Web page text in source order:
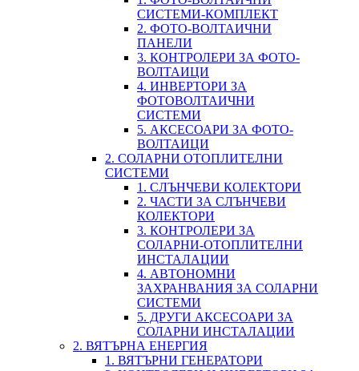
СИСТЕМИ-КОМПЛЕКТ
2. ФОТО-ВОЛТАИЧНИ
ПАНЕЛИ
3. КОНТРОЛЕРИ ЗА ФОТО-
ВОЛТАИЦИ
4. ИНВЕРТОРИ ЗА
ФОТОВОЛТАИЧНИ
СИСТЕМИ
5. АКСЕСОАРИ ЗА ФОТО-
ВОЛТАИЦИ
2. СОЛАРНИ ОТОПЛИТЕЛНИ
СИСТЕМИ
1. СЛЪНЧЕВИ КОЛЕКТОРИ
2. ЧАСТИ ЗА СЛЪНЧЕВИ
КОЛЕКТОРИ
3. КОНТРОЛЕРИ ЗА
СОЛАРНИ-ОТОПЛИТЕЛНИ
ИНСТАЛАЦИИ
4. АВТОНОМНИ
ЗАХРАНВАНИЯ ЗА СОЛАРНИ
СИСТЕМИ
5. ДРУГИ АКСЕСОАРИ ЗА
СОЛАРНИ ИНСТАЛАЦИИ
2. ВЯТЪРНА ЕНЕРГИЯ
1. ВЯТЪРНИ ГЕНЕРАТОРИ